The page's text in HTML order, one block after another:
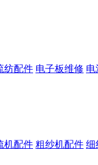
纺配件 电子板维修 电
机配件 粗纱机配件 细